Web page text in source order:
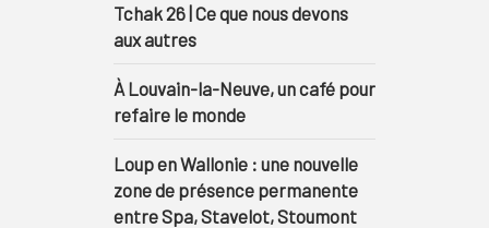
Tchak 26 | Ce que nous devons
aux autres
À Louvain-la-Neuve, un café pour
refaire le monde
Loup en Wallonie : une nouvelle
zone de présence permanente
entre Spa, Stavelot, Stoumont